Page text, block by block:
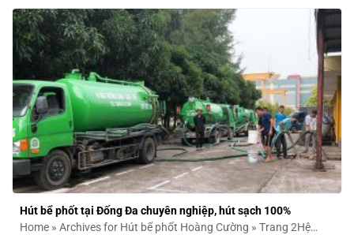
Hút bể phốt tại Đống Đa chuyên nghiệp, hút sạch 100%
Home » Archives for Hút bể phốt Hoàng Cường » Trang 2Hệ